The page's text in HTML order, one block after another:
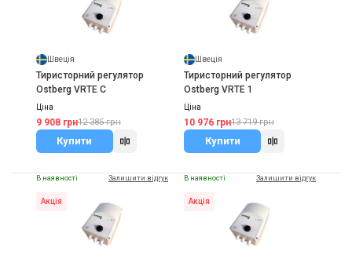
Швеція
Тиристорний регулятор
Ostberg VRTE C
Ціна
9 908 грн12 385 грн
Купити
Швеція
Тиристорний регулятор
Ostberg VRTE 1
Ціна
10 976 грн13 719 грн
Купити
В наявності Залишити відгук
Акція
В наявності Залишити відгук
Акція